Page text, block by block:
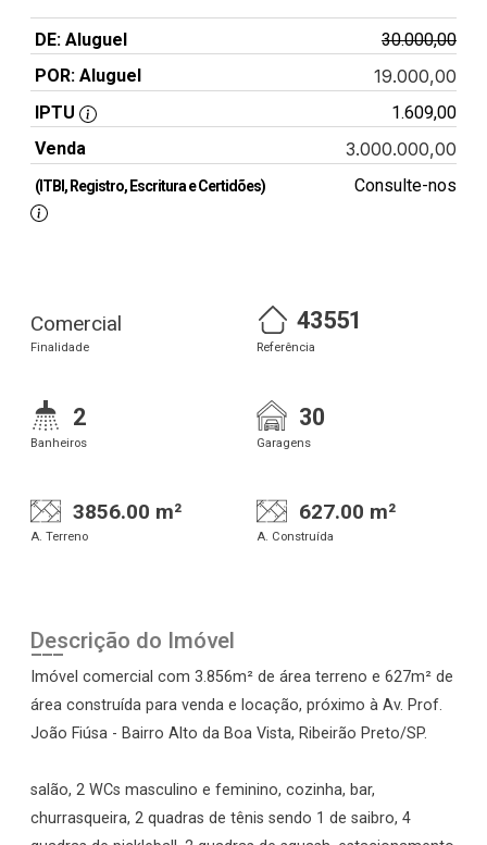
DE: Aluguel
30.000,00
POR: Aluguel
19.000,00
IPTU
1.609,00
Venda
3.000.000,00
(ITBI, Registro, Escritura e Certidões) Consulte-nos
Comercial
Finalidade
43551
Referência
2
Banheiros
30
Garagens
3856.00 m²
A. Terreno
627.00 m²
A. Construída
Descrição do Imóvel
Imóvel comercial com 3.856m² de área terreno e 627m² de
área construída para venda e locação, próximo à Av. Prof.
João Fiúsa - Bairro Alto da Boa Vista, Ribeirão Preto/SP.
salão, 2 WCs masculino e feminino, cozinha, bar,
churrasqueira, 2 quadras de tênis sendo 1 de saibro, 4